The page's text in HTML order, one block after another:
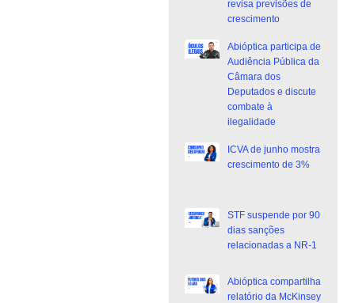
revisa previsões de
crescimento
Abióptica participa de
Audiência Pública da
Câmara dos
Deputados e discute
combate à
ilegalidade
ICVA de junho mostra
crescimento de 3%
STF suspende por 90
dias sanções
relacionadas a NR-1
Abióptica compartilha
relatório da McKinsey